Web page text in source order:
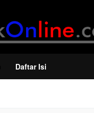
Daftar Isi